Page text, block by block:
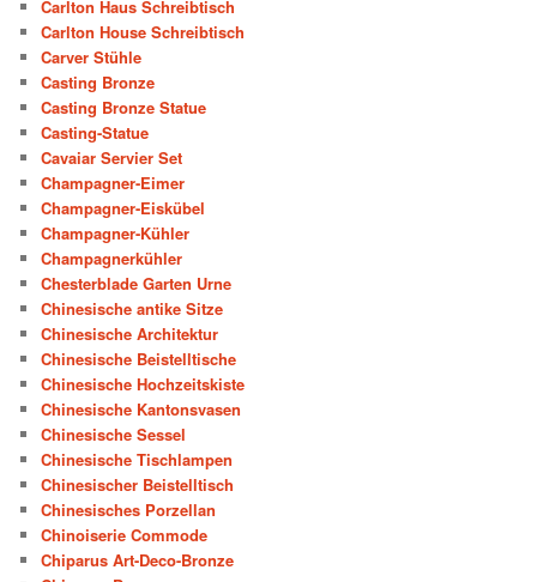
Carlton Haus Schreibtisch
Carlton House Schreibtisch
Carver Stühle
Casting Bronze
Casting Bronze Statue
Casting-Statue
Cavaiar Servier Set
Champagner-Eimer
Champagner-Eiskübel
Champagner-Kühler
Champagnerkühler
Chesterblade Garten Urne
Chinesische antike Sitze
Chinesische Architektur
Chinesische Beistelltische
Chinesische Hochzeitskiste
Chinesische Kantonsvasen
Chinesische Sessel
Chinesische Tischlampen
Chinesischer Beistelltisch
Chinesisches Porzellan
Chinoiserie Commode
Chiparus Art-Deco-Bronze